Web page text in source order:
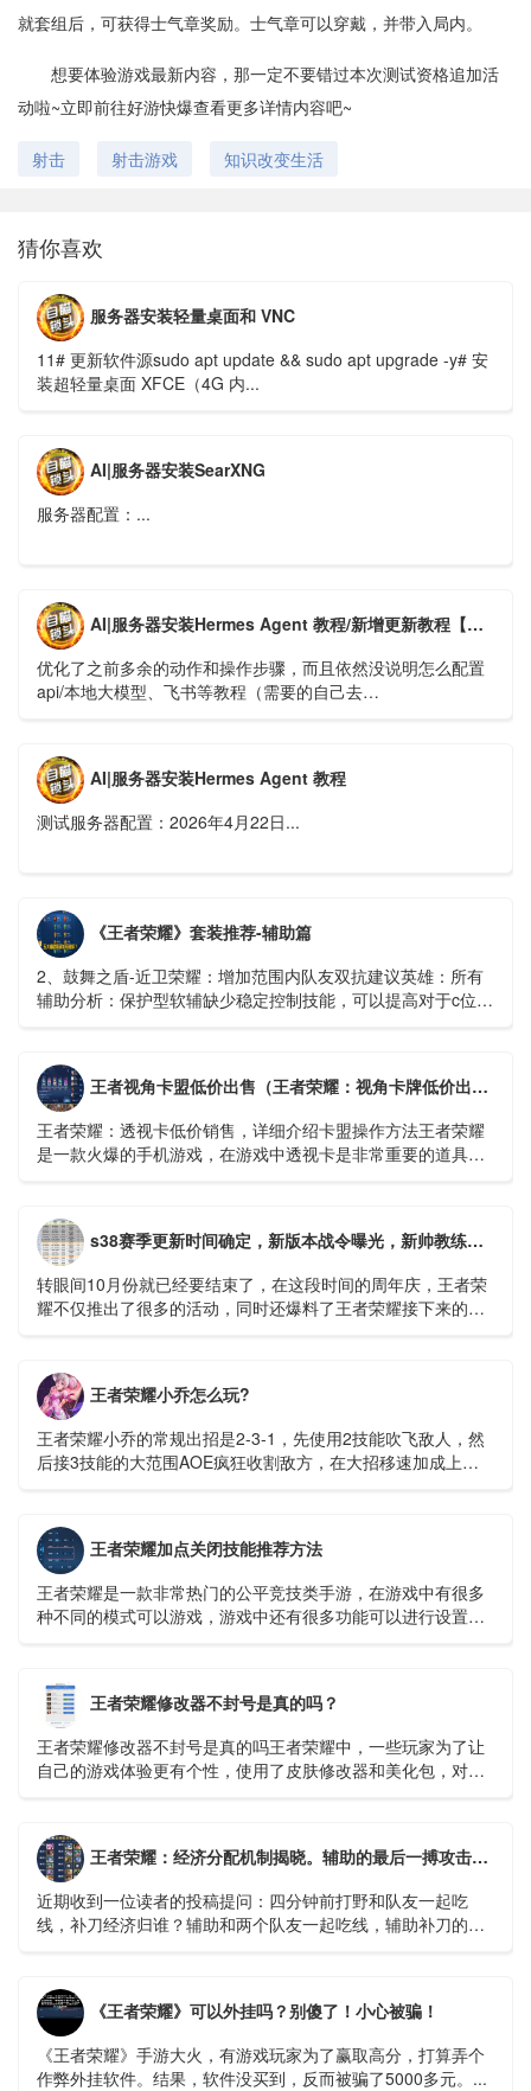
就套组后，可获得士气章奖励。士气章可以穿戴，并带入局内。
想要体验游戏最新内容，那一定不要错过本次测试资格追加活
动啦~立即前往好游快爆查看更多详情内容吧~
射击 射击游戏 知识改变生活
猜你喜欢
服务器安装轻量桌面和 VNC
11# 更新软件源sudo apt update && sudo apt upgrade -y# 安
装超轻量桌面 XFCE（4G 内...
AI|服务器安装SearXNG
服务器配置：...
AI|服务器安装Hermes Agent 教程/新增更新教程【新版】
优化了之前多余的动作和操作步骤，而且依然没说明怎么配置
api/本地大模型、飞书等教程（需要的自己去
AI|服务器安装Hermes Agent 教程
测试服务器配置：2026年4月22日...
《王者荣耀》套装推荐-辅助篇
2、鼓舞之盾-近卫荣耀：增加范围内队友双抗建议英雄：所有
辅助分析：保护型软辅缺少稳定控制技能，可以提高对于c位的
王者视角卡盟低价出售（王者荣耀：视角卡牌低价出售，详细介绍卡盟操作方法）
王者荣耀：透视卡低价销售，详细介绍卡盟操作方法王者荣耀
是一款火爆的手机游戏，在游戏中透视卡是非常重要的道具，
s38赛季更新时间确定，新版本战令曝光，新帅教练守约，米莱迪微笑
转眼间10月份就已经要结束了，在这段时间的周年庆，王者荣
耀不仅推出了很多的活动，同时还爆料了王者荣耀接下来的很
王者荣耀小乔怎么玩?
王者荣耀小乔的常规出招是2-3-1，先使用2技能吹飞敌人，然
后接3技能的大范围AOE疯狂收割敌方，在大招移速加成上用1
王者荣耀加点关闭技能推荐方法
王者荣耀是一款非常热门的公平竞技类手游，在游戏中有很多
种不同的模式可以游戏，游戏中还有很多功能可以进行设置，
王者荣耀修改器不封号是真的吗？
王者荣耀修改器不封号是真的吗王者荣耀中，一些玩家为了让
自己的游戏体验更有个性，使用了皮肤修改器和美化包，对于
王者荣耀：经济分配机制揭晓。辅助的最后一搏攻击有什么好处吗？ - 哔哩哔哩
近期收到一位读者的投稿提问：四分钟前打野和队友一起吃
线，补刀经济归谁？辅助和两个队友一起吃线，辅助补刀的话
《王者荣耀》可以外挂吗？别傻了！小心被骗！
《王者荣耀》手游大火，有游戏玩家为了赢取高分，打算弄个
作弊外挂软件。结果，软件没买到，反而被骗了5000多元。...